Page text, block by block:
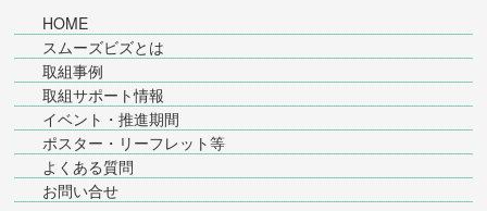
HOME
スムーズビズとは
取組事例
取組サポート情報
イベント・推進期間
ポスター・リーフレット等
よくある質問
お問い合せ